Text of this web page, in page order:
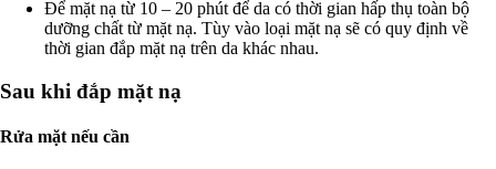
Để mặt nạ từ 10 – 20 phút để da có thời gian hấp thụ toàn bộ
dưỡng chất từ mặt nạ. Tùy vào loại mặt nạ sẽ có quy định về
thời gian đắp mặt nạ trên da khác nhau.
Sau khi đắp mặt nạ
Rửa mặt nếu cần